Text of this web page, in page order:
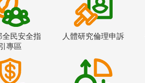
全民安全指
專區
人體研究倫理申訴